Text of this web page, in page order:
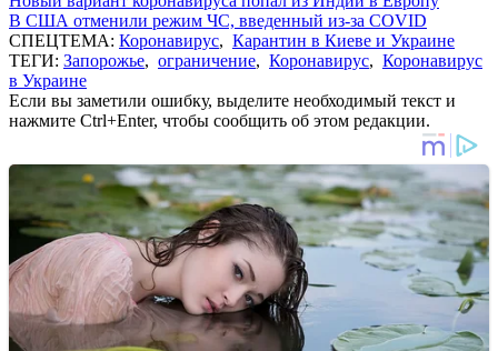
В США отменили режим ЧС, введенный из-за COVID
СПЕЦТЕМА: Коронавирус, Карантин в Киеве и Украине
ТЕГИ: Запорожье, ограничение, Коронавирус, Коронавирус
в Украине
Если вы заметили ошибку, выделите необходимый текст и
нажмите Ctrl+Enter, чтобы сообщить об этом редакции.